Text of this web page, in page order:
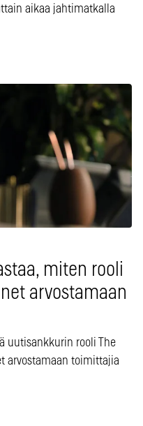
aikaa jahtimatkalla
miten rooli
arvostamaan
uutisankkurin rooli The
arvostamaan toimittajia